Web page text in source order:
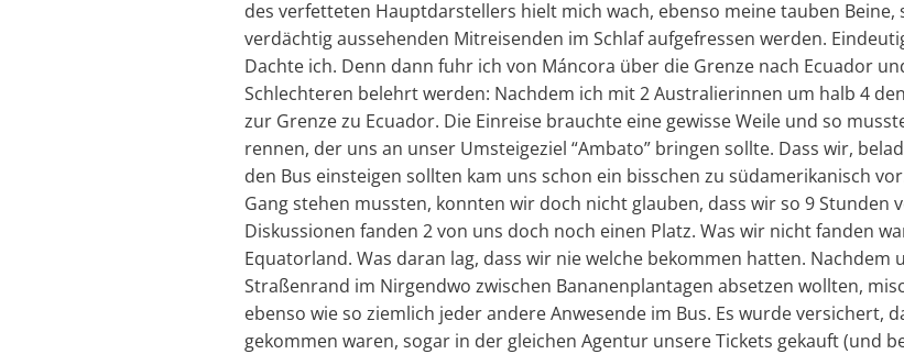
des verfetteten Hauptdarstellers hielt mich wach, ebenso meine tauben Beine,
verdächtig aussehenden Mitreisenden im Schlaf aufgefressen werden.
Dachte ich. Denn dann fuhr ich von Máncora über die Grenze nach Ecuador
Schlechteren belehrt werden: Nachdem ich mit 2 Australierinnen um halb 4
zur Grenze zu Ecuador. Die Einreise brauchte eine gewisse Weile und so
rennen, der uns an unser Umsteigeziel “Ambato” bringen sollte. Dass wir,
den Bus einsteigen sollten kam uns schon ein bisschen zu südamerikanisch
Gang stehen mussten, konnten wir doch nicht glauben, dass wir so 9 Stunden
Diskussionen fanden 2 von uns doch noch einen Platz. Was wir nicht fanden
Equatorland. Was daran lag, dass wir nie welche bekommen hatten. Nachdem
Straßenrand im Nirgendwo zwischen Bananenplantagen absetzen wollten,
ebenso wie so ziemlich jeder andere Anwesende im Bus. Es wurde versichert,
gekommen waren, sogar in der gleichen Agentur unsere Tickets gekauft (und